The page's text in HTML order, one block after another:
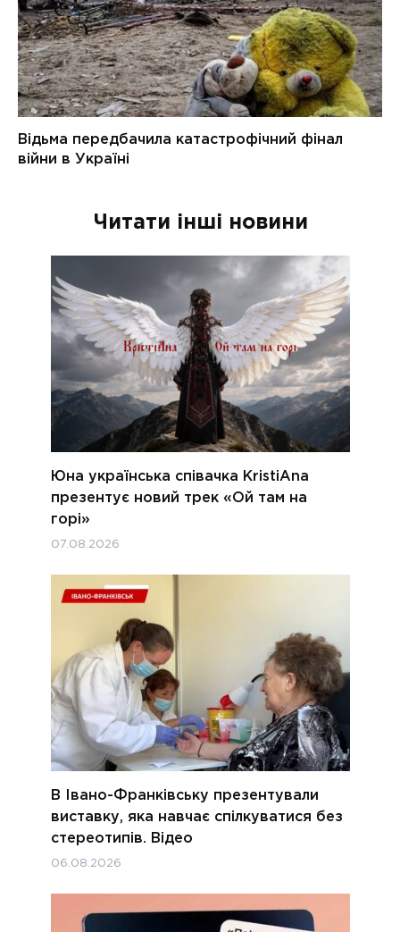
Читати інші новини
Юна українська співачка KristiAna
презентує новий трек «Ой там на
горі»
07.08.2026
В Івано-Франківську презентували
виставку, яка навчає спілкуватися без
стереотипів. Відео
06.08.2026